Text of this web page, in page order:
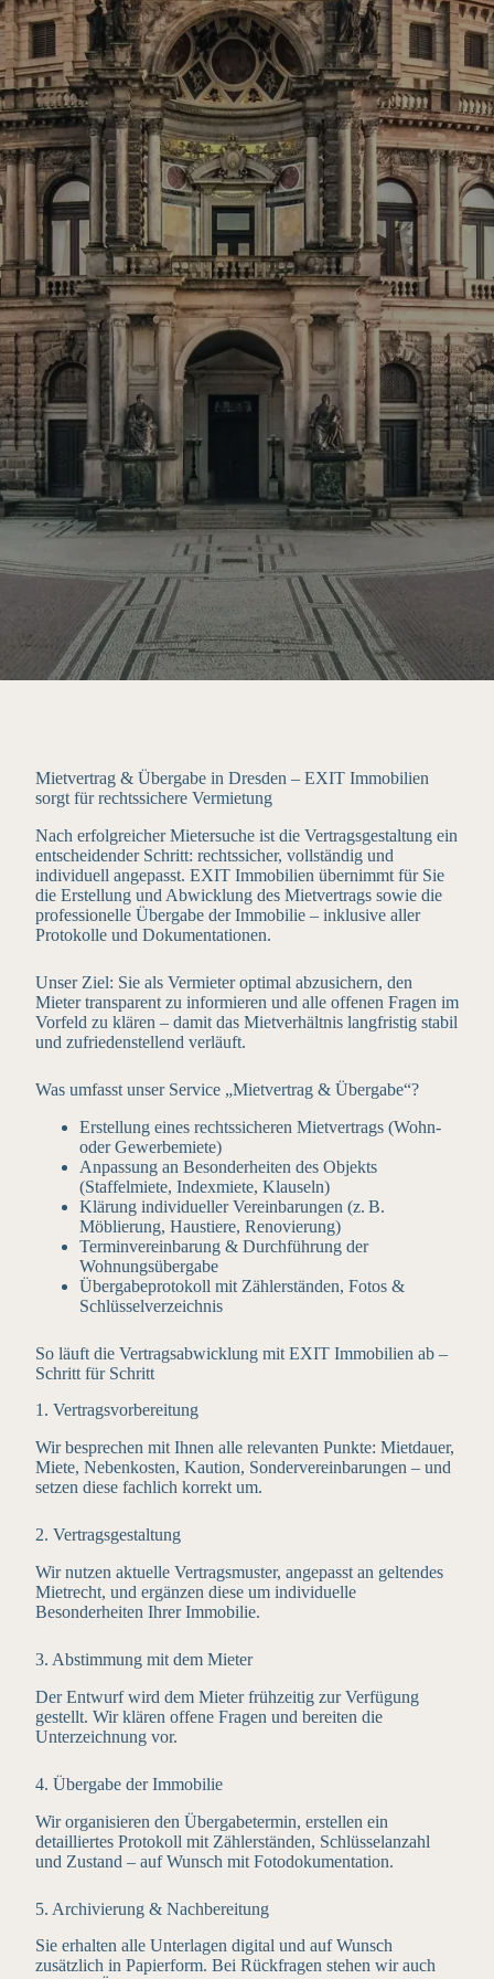
Mietvertrag & Übergabe in Dresden – EXIT Immobilien
sorgt für rechtssichere Vermietung
Nach erfolgreicher Mietersuche ist die Vertragsgestaltung ein
entscheidender Schritt: rechtssicher, vollständig und
individuell angepasst. EXIT Immobilien übernimmt für Sie
die Erstellung und Abwicklung des Mietvertrags sowie die
professionelle Übergabe der Immobilie – inklusive aller
Protokolle und Dokumentationen.
Unser Ziel: Sie als Vermieter optimal abzusichern, den
Mieter transparent zu informieren und alle offenen Fragen im
Vorfeld zu klären – damit das Mietverhältnis langfristig stabil
und zufriedenstellend verläuft.
Was umfasst unser Service „Mietvertrag & Übergabe“?
Erstellung eines rechtssicheren Mietvertrags (Wohn-
oder Gewerbemiete)
Anpassung an Besonderheiten des Objekts
(Staffelmiete, Indexmiete, Klauseln)
Klärung individueller Vereinbarungen (z. B.
Möblierung, Haustiere, Renovierung)
Terminvereinbarung & Durchführung der
Wohnungsübergabe
Übergabeprotokoll mit Zählerständen, Fotos &
Schlüsselverzeichnis
So läuft die Vertragsabwicklung mit EXIT Immobilien ab –
Schritt für Schritt
1. Vertragsvorbereitung
Wir besprechen mit Ihnen alle relevanten Punkte: Mietdauer,
Miete, Nebenkosten, Kaution, Sondervereinbarungen – und
setzen diese fachlich korrekt um.
2. Vertragsgestaltung
Wir nutzen aktuelle Vertragsmuster, angepasst an geltendes
Mietrecht, und ergänzen diese um individuelle
Besonderheiten Ihrer Immobilie.
3. Abstimmung mit dem Mieter
Der Entwurf wird dem Mieter frühzeitig zur Verfügung
gestellt. Wir klären offene Fragen und bereiten die
Unterzeichnung vor.
4. Übergabe der Immobilie
Wir organisieren den Übergabetermin, erstellen ein
detailliertes Protokoll mit Zählerständen, Schlüsselanzahl
und Zustand – auf Wunsch mit Fotodokumentation.
5. Archivierung & Nachbereitung
Sie erhalten alle Unterlagen digital und auf Wunsch
zusätzlich in Papierform. Bei Rückfragen stehen wir auch